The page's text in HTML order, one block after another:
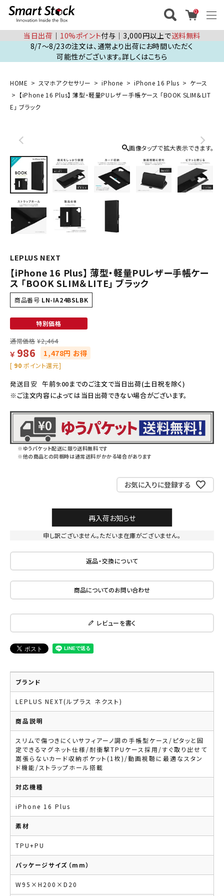
0
当日出荷 │ 10%ポイント付与│3,000円以上で送料無料
8/7～8/23の注文は、通常より出荷にお時間いただく
可能性がございます。詳しくはこちら
HOME スマホアクセサリー iPhone iPhone 16 Plus
ケース
【iPhone 16 Plus】 薄型・軽量PUレザー手帳ケース 「BOOK SLIM＆LIT
E」 ブラック
画像タップで拡大表示できます。
LEPLUS NEXT
【iPhone 16 Plus】 薄型・軽量PUレザー手帳ケー
ス 「BOOK SLIM＆LITE」 ブラック
商品番号 LN-IA24BSLBK
特別価格
通常価格 ¥2,464
￥ 986 1,478円 お得
[ 90 ポイント還元]
発送目安 午前9:00までのご注文で当日出荷(土日祝を除く)
※ご注文内容によっては当日出荷できない場合がございます。
※ゆうパケット配送に限り送料無料です
※他の商品との同梱時は通常送料がかかる場合があります
お気に入りに登録する
再入荷お知らせ
申し訳ございません。ただいま在庫がございません。
返品・交換について
商品についてのお問い合わせ
レビューを書く
ブランド
LEPLUS NEXT(ルプラス ネクスト)
商品説明
スリムで傷つきにくいサフィアーノ調の手帳型ケース/ピタッと固
定できるマグネット仕様/耐衝撃TPUケース採用/すぐ取り出せて
嵩張らないカード収納ポケット(1枚)/動画視聴に最適なスタン
ド機能/ストラップホール搭載
対応機種
iPhone 16 Plus
素材
TPU+PU
パッケージサイズ（mm）
W95×H200×D20